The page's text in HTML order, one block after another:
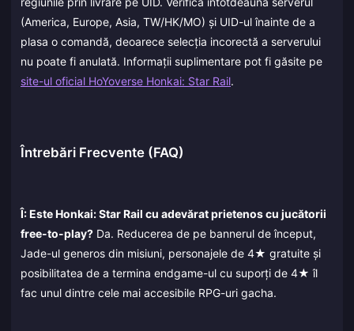
(America, Europe, Asia, TW/HK/MO) și UID-ul înainte de a
plasa o comandă, deoarece selecția incorectă a serverului
nu poate fi anulată. Informații suplimentare pot fi găsite pe
site-ul oficial HoYoverse Honkai: Star Rail.
Întrebări Frecvente (FAQ)
Î: Este Honkai: Star Rail cu adevărat prietenos cu jucătorii
free-to-play? Da. Reducerea de pe bannerul de început,
Jade-ul generos din misiuni, personajele de 4★ gratuite și
posibilitatea de a termina endgame-ul cu suporți de 4★ îl
fac unul dintre cele mai accesibile RPG-uri gacha.